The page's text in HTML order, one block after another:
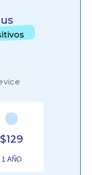
$129
1 AÑO